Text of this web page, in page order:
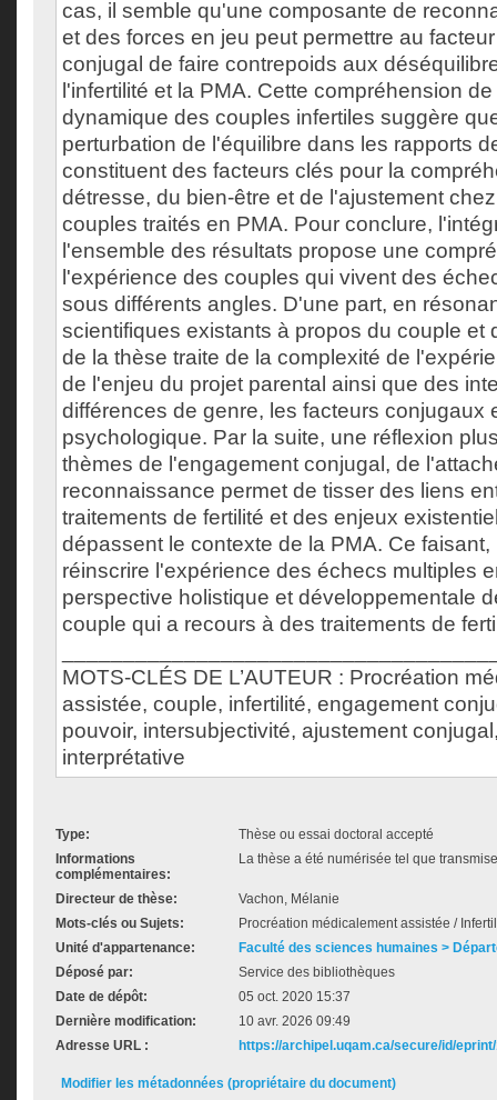
cas, il semble qu'une composante de
et des forces en jeu peut permettre au
conjugal de faire contrepoids aux
l'infertilité et la PMA. Cette compréhension
dynamique des couples infertiles suggère
perturbation de l'équilibre dans les rapports
constituent des facteurs clés pour la
détresse, du bien-être et de l'ajustement
couples traités en PMA. Pour conclure,
l'ensemble des résultats propose une
l'expérience des couples qui vivent des
sous différents angles. D'une part, en
scientifiques existants à propos du couple et
de la thèse traite de la complexité de
de l'enjeu du projet parental ainsi que des
différences de genre, les facteurs conjugaux
psychologique. Par la suite, une réflexion
thèmes de l'engagement conjugal, de
reconnaissance permet de tisser des liens
traitements de fertilité et des enjeux
dépassent le contexte de la PMA. Ce
réinscrire l'expérience des échecs multiples
perspective holistique et développementale
couple qui a recours à des traitements de
MOTS-CLÉS DE L’AUTEUR : Procréation
assistée, couple, infertilité, engagement
pouvoir, intersubjectivité, ajustement
interprétative
Type:
Thèse ou essai doctoral accepté
Informations
complémentaires:
La thèse a été numérisée tel que
Directeur de thèse:
Vachon, Mélanie
Mots-clés ou Sujets:
Procréation médicalement assistée /
Unité d'appartenance:
Faculté des sciences humaines >
Déposé par:
Service des bibliothèques
Date de dépôt:
05 oct. 2020 15:37
Dernière modification:
10 avr. 2026 09:49
Adresse URL :
https://archipel.uqam.ca/secure/id/
Modifier les métadonnées (propriétaire du document)